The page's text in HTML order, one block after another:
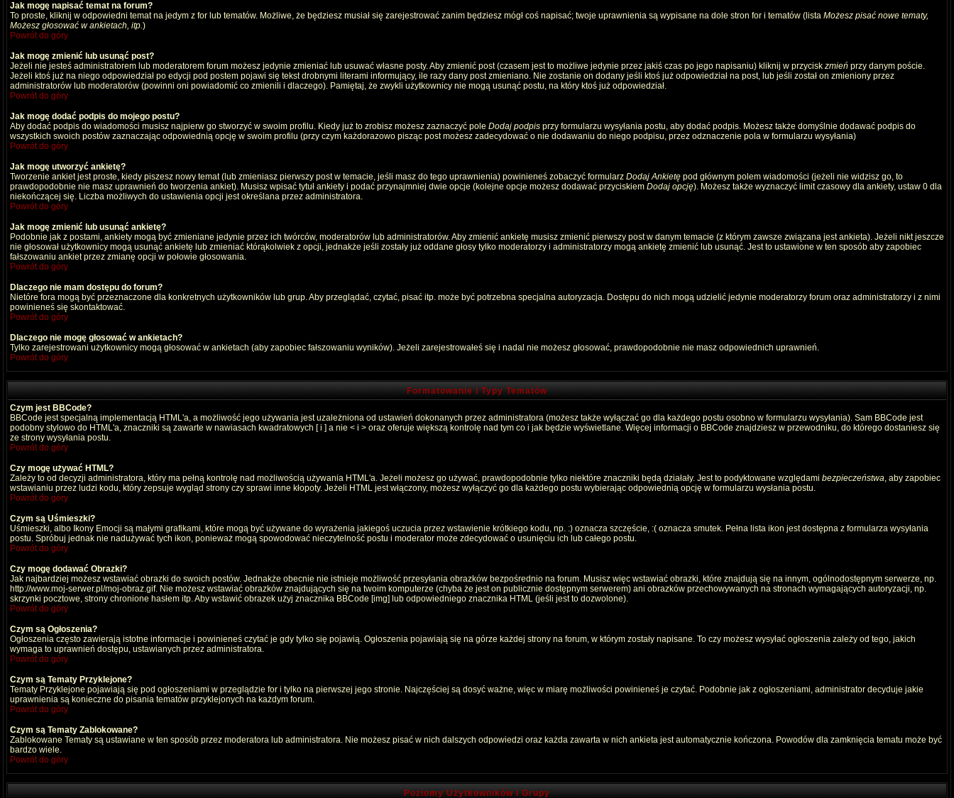
Jak mogę napisać temat na forum?
To proste, kliknij w odpowiedni temat na jedym z for lub tematów. Możliwe, że będziesz musiał się zarejestrować zanim będziesz mógł coś napisać; twoje uprawnienia są wypisane na dole stron for i tematów (lista Możesz pisać nowe tematy,
Możesz głosować w ankietach, itp.)
Powrót do góry
Jak mogę zmienić lub usunąć post?
Jeżeli nie jesteś administratorem lub moderatorem forum możesz jedynie zmieniać lub usuwać własne posty. Aby zmienić post (czasem jest to możliwe jedynie przez jakiś czas po jego napisaniu) kliknij w przycisk zmień przy danym poście.
Jeżeli ktoś już na niego odpowiedział po edycji pod postem pojawi się tekst drobnymi literami informujący, ile razy dany post zmieniano. Nie zostanie on dodany jeśli ktoś już odpowiedział na post, lub jeśli został on zmieniony przez
administratorów lub moderatorów (powinni oni powiadomić co zmienili i dlaczego). Pamiętaj, że zwykli użytkownicy nie mogą usunąć postu, na który ktoś już odpowiedział.
Powrót do góry
Jak mogę dodać podpis do mojego postu?
Aby dodać podpis do wiadomości musisz najpierw go stworzyć w swoim profilu. Kiedy już to zrobisz możesz zaznaczyć pole Dodaj podpis przy formularzu wysyłania postu, aby dodać podpis. Możesz także domyślnie dodawać podpis do
wszystkich swoich postów zaznaczając odpowiednią opcję w swoim profilu (przy czym każdorazowo pisząc post możesz zadecydować o nie dodawaniu do niego podpisu, przez odznaczenie pola w formularzu wysyłania)
Powrót do góry
Jak mogę utworzyć ankietę?
Tworzenie ankiet jest proste, kiedy piszesz nowy temat (lub zmieniasz pierwszy post w temacie, jeśli masz do tego uprawnienia) powinieneś zobaczyć formularz Dodaj Ankietę pod głównym polem wiadomości (jeżeli nie widzisz go, to
prawdopodobnie nie masz uprawnień do tworzenia ankiet). Musisz wpisać tytuł ankiety i podać przynajmniej dwie opcje (kolejne opcje możesz dodawać przyciskiem Dodaj opcję). Możesz także wyznaczyć limit czasowy dla ankiety, ustaw 0 dla
niekończącej się. Liczba możliwych do ustawienia opcji jest określana przez administratora.
Powrót do góry
Jak mogę zmienić lub usunąć ankietę?
Podobnie jak z postami, ankiety mogą być zmieniane jedynie przez ich twórców, moderatorów lub administratorów. Aby zmienić ankietę musisz zmienić pierwszy post w danym temacie (z którym zawsze związana jest ankieta). Jeżeli nikt jeszcze
nie głosował użytkownicy mogą usunąć ankietę lub zmieniać którąkolwiek z opcji, jednakże jeśli zostały już oddane głosy tylko moderatorzy i administratorzy mogą ankietę zmienić lub usunąć. Jest to ustawione w ten sposób aby zapobiec
fałszowaniu ankiet przez zmianę opcji w połowie głosowania.
Powrót do góry
Dlaczego nie mam dostępu do forum?
Nietóre fora mogą być przeznaczone dla konkretnych użytkowników lub grup. Aby przeglądać, czytać, pisać itp. może być potrzebna specjalna autoryzacja. Dostępu do nich mogą udzielić jedynie moderatorzy forum oraz administratorzy i z nimi
powinieneś się skontaktować.
Powrót do góry
Dlaczego nie mogę głosować w ankietach?
Tylko zarejestrowani użytkownicy mogą głosować w ankietach (aby zapobiec fałszowaniu wyników). Jeżeli zarejestrowałeś się i nadal nie możesz głosować, prawdopodobnie nie masz odpowiednich uprawnień.
Powrót do góry
Formatowanie i Typy Tematów
Czym jest BBCode?
BBCode jest specjalną implementacją HTML'a, a możliwość jego używania jest uzależniona od ustawień dokonanych przez administratora (możesz także wyłączać go dla każdego postu osobno w formularzu wysyłania). Sam BBCode jest
podobny stylowo do HTML'a, znaczniki są zawarte w nawiasach kwadratowych [ i ] a nie < i > oraz oferuje większą kontrolę nad tym co i jak będzie wyświetlane. Więcej informacji o BBCode znajdziesz w przewodniku, do którego dostaniesz się
ze strony wysyłania postu.
Powrót do góry
Czy mogę używać HTML?
Zależy to od decyzji administratora, który ma pełną kontrolę nad możliwością używania HTML'a. Jeżeli możesz go używać, prawdopodobnie tylko niektóre znaczniki będą działały. Jest to podyktowane względami bezpieczeństwa, aby zapobiec
wstawianiu przez ludzi kodu, który zepsuje wygląd strony czy sprawi inne kłopoty. Jeżeli HTML jest włączony, możesz wyłączyć go dla każdego postu wybierając odpowiednią opcję w formularzu wysłania postu.
Powrót do góry
Czym są Uśmieszki?
Uśmieszki, albo Ikony Emocji są małymi grafikami, które mogą być używane do wyrażenia jakiegoś uczucia przez wstawienie krótkiego kodu, np. :) oznacza szczęście, :( oznacza smutek. Pełna lista ikon jest dostępna z formularza wysyłania
postu. Spróbuj jednak nie nadużywać tych ikon, ponieważ mogą spowodować nieczytelność postu i moderator może zdecydować o usunięciu ich lub całego postu.
Powrót do góry
Czy mogę dodawać Obrazki?
Jak najbardziej możesz wstawiać obrazki do swoich postów. Jednakże obecnie nie istnieje możliwość przesyłania obrazków bezpośrednio na forum. Musisz więc wstawiać obrazki, które znajdują się na innym, ogólnodostępnym serwerze, np.
http://www.moj-serwer.pl/moj-obraz.gif. Nie możesz wstawiać obrazków znajdujących się na twoim komputerze (chyba że jest on publicznie dostępnym serwerem) ani obrazków przechowywanych na stronach wymagających autoryzacji, np.
skrzynki pocztowe, strony chronione hasłem itp. Aby wstawić obrazek użyj znacznika BBCode [img] lub odpowiedniego znacznika HTML (jeśli jest to dozwolone).
Powrót do góry
Czym są Ogłoszenia?
Ogłoszenia często zawierają istotne informacje i powinieneś czytać je gdy tylko się pojawią. Ogłoszenia pojawiają się na górze każdej strony na forum, w którym zostały napisane. To czy możesz wysyłać ogłoszenia zależy od tego, jakich
wymaga to uprawnień dostępu, ustawianych przez administratora.
Powrót do góry
Czym są Tematy Przyklejone?
Tematy Przyklejone pojawiają się pod ogłoszeniami w przeglądzie for i tylko na pierwszej jego stronie. Najczęściej są dosyć ważne, więc w miarę możliwości powinieneś je czytać. Podobnie jak z ogłoszeniami, administrator decyduje jakie
uprawnienia są konieczne do pisania tematów przyklejonych na każdym forum.
Powrót do góry
Czym są Tematy Zablokowane?
Zablokowane Tematy są ustawiane w ten sposób przez moderatora lub administratora. Nie możesz pisać w nich dalszych odpowiedzi oraz każda zawarta w nich ankieta jest automatycznie kończona. Powodów dla zamknięcia tematu może być
bardzo wiele.
Powrót do góry
Poziomy Użytkowników i Grupy